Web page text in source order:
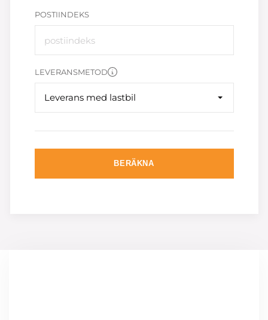
POSTIINDEKS
LEVERANSMETOD
Leverans med lastbil
BERÄKNA